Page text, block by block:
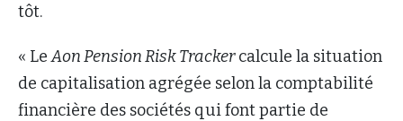
tôt.
« LeAon Pension Risk Trackercalcule la situation
de capitalisation agrégée selon la comptabilité
financière des sociétés qui font partie de